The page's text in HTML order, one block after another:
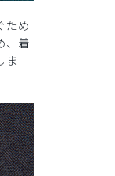
ため
、着
ま